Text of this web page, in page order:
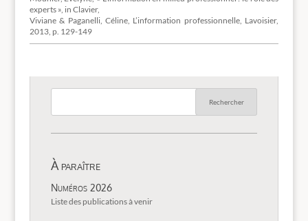
experts », in Clavier,
Viviane & Paganelli, Céline, L’information professionnelle, Lavoisier,
2013, p. 129-149
À paraître
Numéros 2026
Liste des publications à venir